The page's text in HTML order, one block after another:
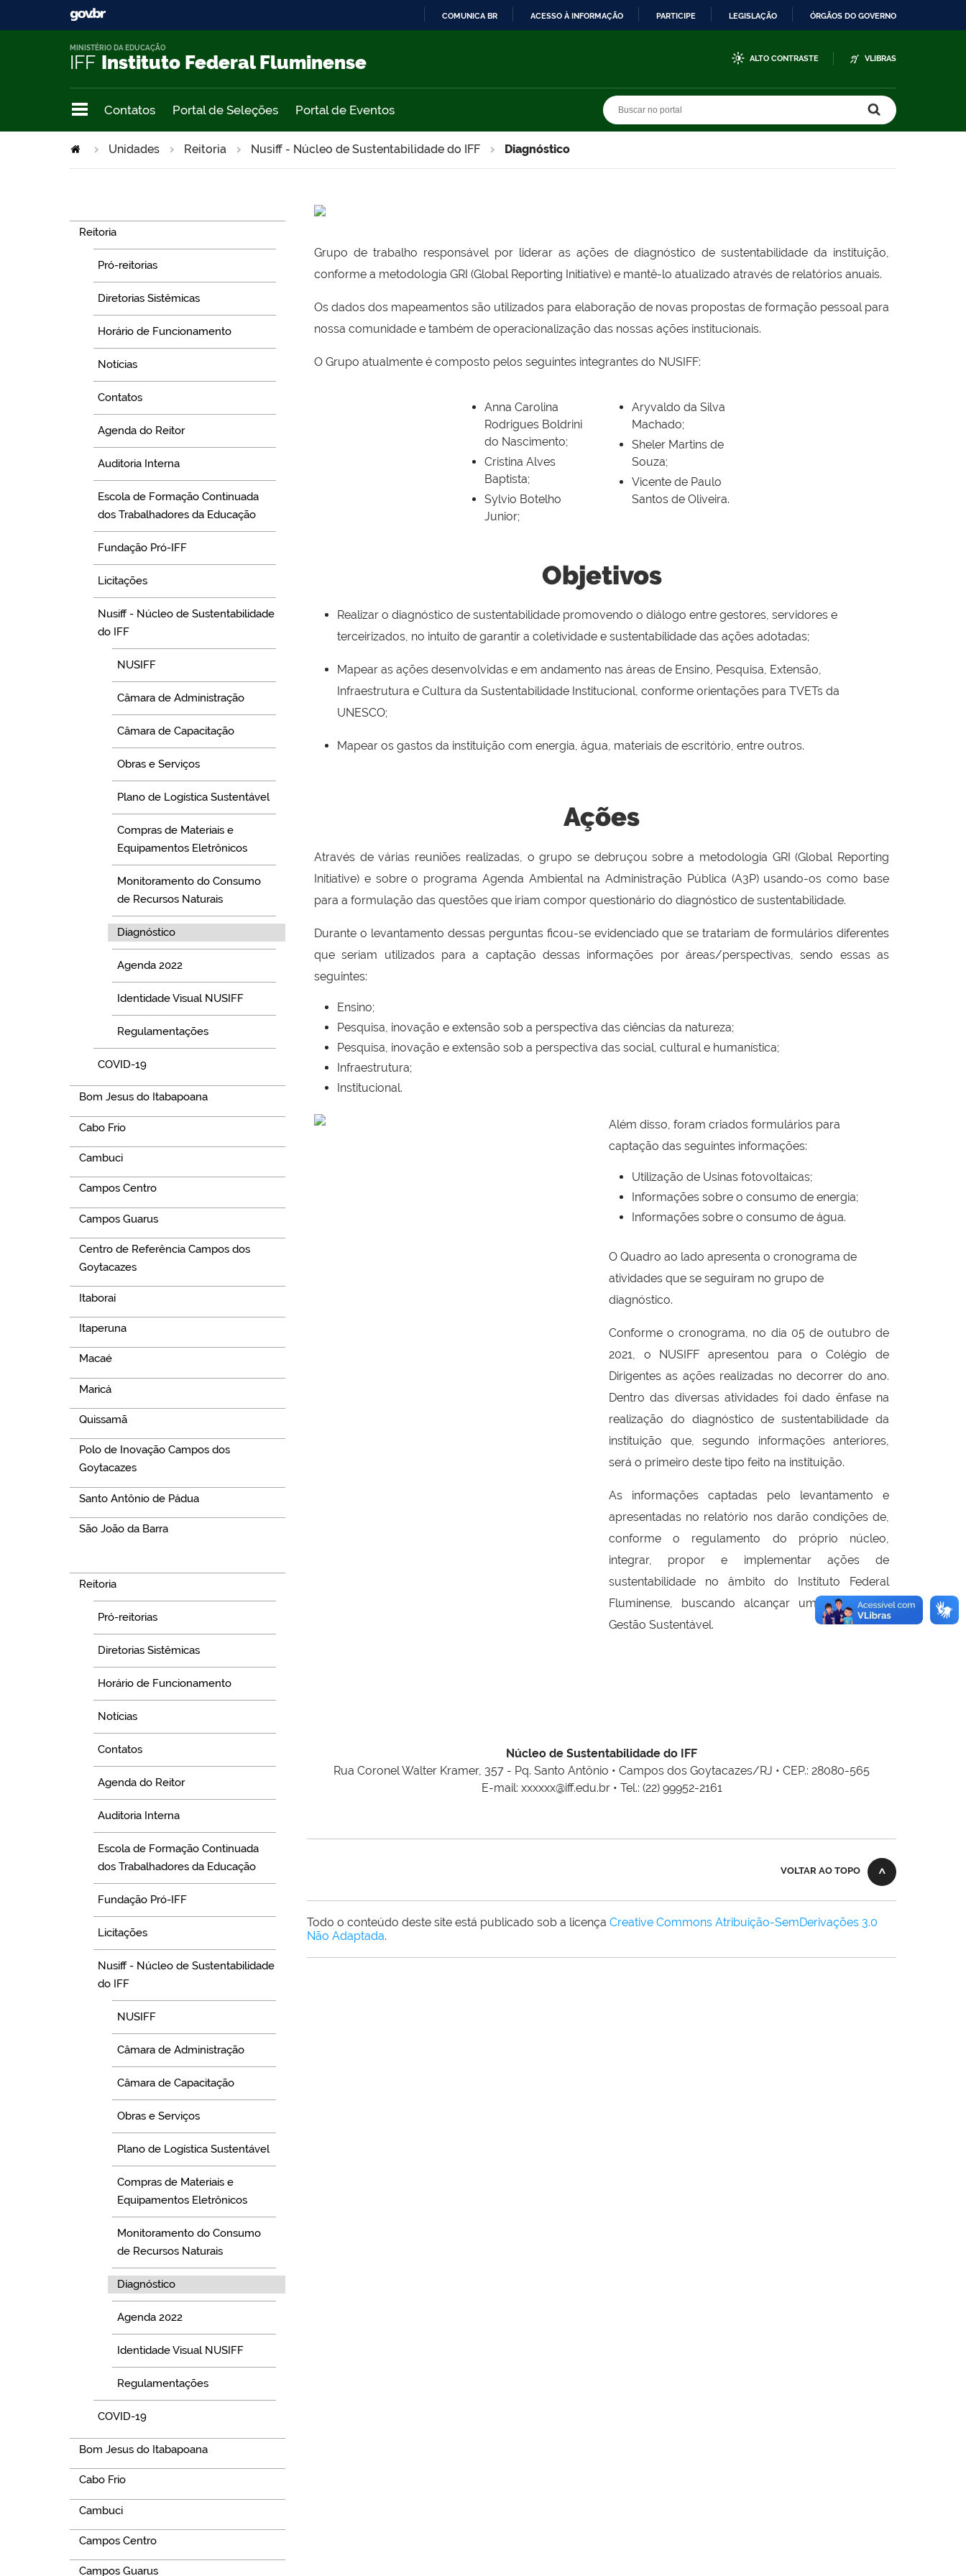
COMUNICA BR ACESSO À INFORMAÇÃO PARTICIPE LEGISLAÇÃO ÓRGÃOS DO GOVERNO
IFF Instituto Federal Fluminense
MINISTÉRIO DA EDUCAÇÃO
ALTO CONTRASTE VLIBRAS
Contatos Portal de Seleções Portal de Eventos
Unidades Reitoria Nusiff - Núcleo de Sustentabilidade do IFF Diagnóstico
Reitoria
Pró-reitorias
Diretorias Sistêmicas
Horário de Funcionamento
Notícias
Contatos
Agenda do Reitor
Auditoria Interna
Escola de Formação Continuada
dos Trabalhadores da Educação
Fundação Pró-IFF
Licitações
Nusiff - Núcleo de Sustentabilidade
do IFF
NUSIFF
Câmara de Administração
Câmara de Capacitação
Obras e Serviços
Plano de Logística Sustentável
Compras de Materiais e
Equipamentos Eletrônicos
Monitoramento do Consumo
de Recursos Naturais
Diagnóstico
Agenda 2022
Identidade Visual NUSIFF
Regulamentações
COVID-19
Bom Jesus do Itabapoana
Cabo Frio
Cambuci
Campos Centro
Campos Guarus
Centro de Referência Campos dos
Goytacazes
Itaboraí
Itaperuna
Macaé
Maricá
Quissamã
Polo de Inovação Campos dos
Goytacazes
Santo Antônio de Pádua
São João da Barra
Reitoria
Pró-reitorias
Diretorias Sistêmicas
Horário de Funcionamento
Notícias
Contatos
Agenda do Reitor
Auditoria Interna
Escola de Formação Continuada
dos Trabalhadores da Educação
Fundação Pró-IFF
Licitações
Nusiff - Núcleo de Sustentabilidade
do IFF
NUSIFF
Câmara de Administração
Câmara de Capacitação
Obras e Serviços
Plano de Logística Sustentável
Compras de Materiais e
Equipamentos Eletrônicos
Monitoramento do Consumo
de Recursos Naturais
Diagnóstico
Agenda 2022
Identidade Visual NUSIFF
Regulamentações
COVID-19
Bom Jesus do Itabapoana
Cabo Frio
Cambuci
Campos Centro
Campos Guarus
Grupo de trabalho responsável por liderar as ações de diagnóstico de sustentabilidade da instituição,
conforme a metodologia GRI (Global Reporting Initiative) e mantê-lo atualizado através de relatórios anuais.
Os dados dos mapeamentos são utilizados para elaboração de novas propostas de formação pessoal para
nossa comunidade e também de operacionalização das nossas ações institucionais.
O Grupo atualmente é composto pelos seguintes integrantes do NUSIFF:
Anna Carolina
Rodrigues Boldrini
do Nascimento;
Cristina Alves
Baptista;
Sylvio Botelho
Junior;
Aryvaldo da Silva
Machado;
Sheler Martins de
Souza;
Vicente de Paulo
Santos de Oliveira.
Objetivos
Realizar o diagnóstico de sustentabilidade promovendo o diálogo entre gestores, servidores e
terceirizados, no intuito de garantir a coletividade e sustentabilidade das ações adotadas;
Mapear as ações desenvolvidas e em andamento nas áreas de Ensino, Pesquisa, Extensão,
Infraestrutura e Cultura da Sustentabilidade Institucional, conforme orientações para TVETs da
UNESCO;
Mapear os gastos da instituição com energia, água, materiais de escritório, entre outros.
Ações
Através de várias reuniões realizadas, o grupo se debruçou sobre a metodologia GRI (Global Reporting
Initiative) e sobre o programa Agenda Ambiental na Administração Pública (A3P) usando-os como base
para a formulação das questões que iriam compor questionário do diagnóstico de sustentabilidade.
Durante o levantamento dessas perguntas ficou-se evidenciado que se tratariam de formulários diferentes
que seriam utilizados para a captação dessas informações por áreas/perspectivas, sendo essas as
seguintes:
Ensino;
Pesquisa, inovação e extensão sob a perspectiva das ciências da natureza;
Pesquisa, inovação e extensão sob a perspectiva das social, cultural e humanística;
Infraestrutura;
Institucional.
Além disso, foram criados formulários para
captação das seguintes informações:
Utilização de Usinas fotovoltaicas;
Informações sobre o consumo de energia;
Informações sobre o consumo de água.
O Quadro ao lado apresenta o cronograma de
atividades que se seguiram no grupo de
diagnóstico.
Conforme o cronograma, no dia 05 de outubro de
2021, o NUSIFF apresentou para o Colégio de
Dirigentes as ações realizadas no decorrer do ano.
Dentro das diversas atividades foi dado ênfase na
realização do diagnóstico de sustentabilidade da
instituição que, segundo informações anteriores,
será o primeiro deste tipo feito na instituição.
As informações captadas pelo levantamento e
apresentadas no relatório nos darão condições de,
conforme o regulamento do próprio núcleo,
integrar, propor e implementar ações de
sustentabilidade no âmbito do Instituto Federal
Fluminense, buscando alcançar um modelo de
Gestão Sustentável.
Núcleo de Sustentabilidade do IFF
Rua Coronel Walter Kramer, 357 - Pq. Santo Antônio • Campos dos Goytacazes/RJ • CEP.: 28080-565
E-mail: xxxxxx@iff.edu.br • Tel.: (22) 99952-2161
VOLTAR AO TOPO
Todo o conteúdo deste site está publicado sob a licença Creative Commons Atribuição-SemDerivações 3.0
Não Adaptada.